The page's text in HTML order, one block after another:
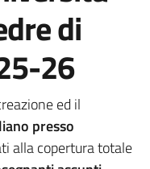
di
26
ed il
presso
alla copertura totale